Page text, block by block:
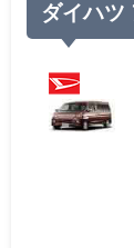
ダイハツ